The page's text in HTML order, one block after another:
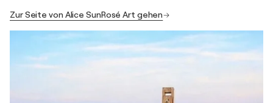
Zur Seite von Alice SunRosé Art gehen